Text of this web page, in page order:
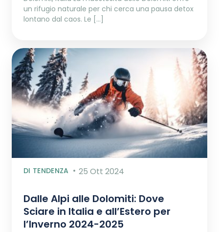
un rifugio naturale per chi cerca una pausa detox
lontano dal caos. Le […]
DI TENDENZA 25 Ott 2024
Dalle Alpi alle Dolomiti: Dove
Sciare in Italia e all’Estero per
l’Inverno 2024-2025